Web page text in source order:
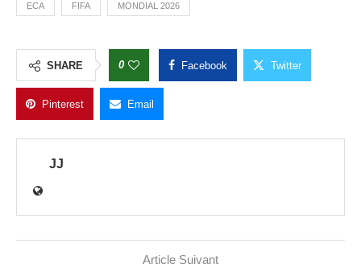
ECA FIFA MONDIAL 2026
SHARE 0 Facebook Twitter
Pinterest Email
JJ
Article Suivant